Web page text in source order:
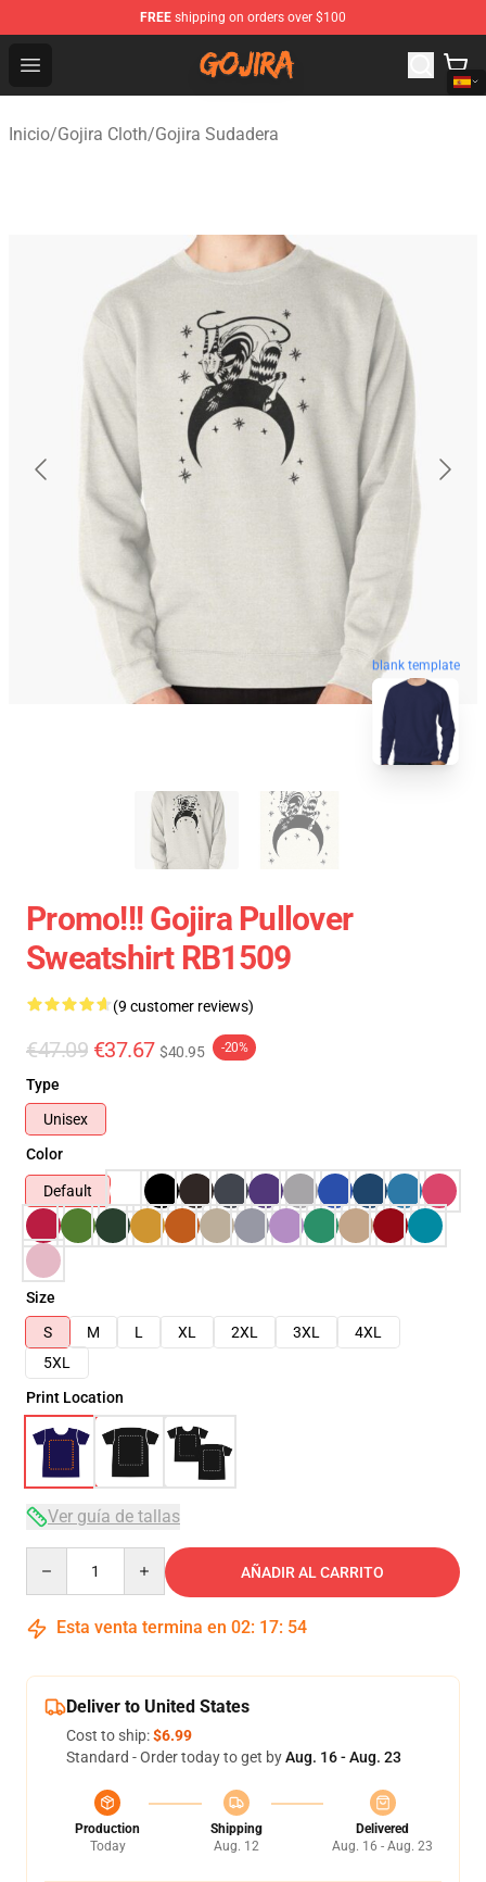
FREE shipping on orders over $100
Open menu
Gojira Shop - Official Gojira Merchandise Store
Inicio/Gojira Cloth/Gojira Sudadera
blank template
Promo!!! Gojira Pullover
Sweatshirt RB1509
(9 customer reviews)
€47.09 €37.67 $40.95 -20%
Type
Unisex
Color
Default
Size
S
M L XL 2XL 3XL
4XL
5XL
Print Location
Ver guía de tallas
AÑADIR AL CARRITO
Esta venta termina en 02: 17: 54
Deliver to United States
Cost to ship:$6.99
Standard - Order today to get byAug. 16 - Aug. 23
Production
Today
Shipping
Aug. 12
Delivered
Aug. 16 - Aug. 23